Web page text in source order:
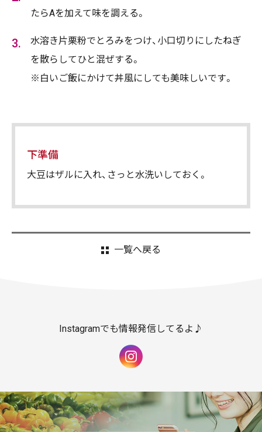
たらAを加えて味を調える。
水溶き片栗粉でとろみをつけ、小口切りにしたねぎ
を散らしてひと混ぜする。
※白いご飯にかけて丼風にしても美味しいです。
下準備
大豆はザルに入れ、さっと水洗いしておく。
一覧へ戻る
Instagramでも情報発信してるよ♪